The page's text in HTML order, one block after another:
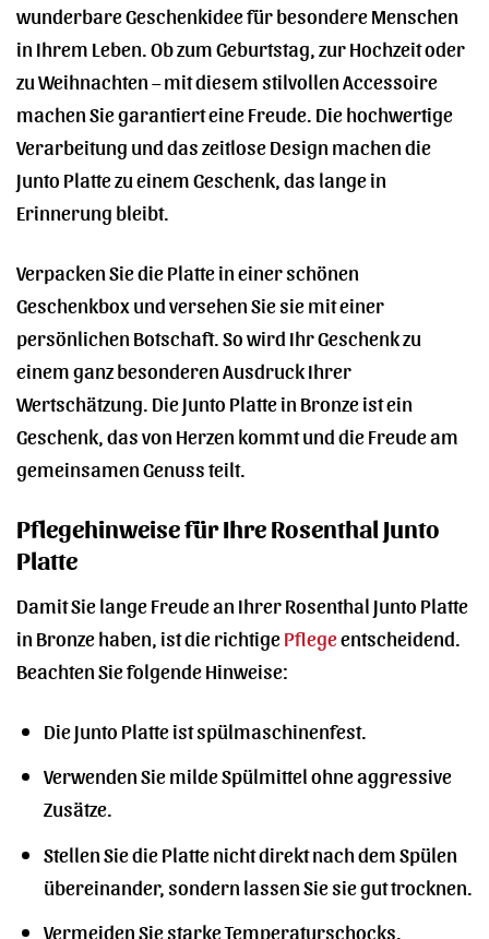
wunderbare Geschenkidee für besondere Menschen
in Ihrem Leben. Ob zum Geburtstag, zur Hochzeit oder
zu Weihnachten – mit diesem stilvollen Accessoire
machen Sie garantiert eine Freude. Die hochwertige
Verarbeitung und das zeitlose Design machen die
Junto Platte zu einem Geschenk, das lange in
Erinnerung bleibt.
Verpacken Sie die Platte in einer schönen
Geschenkbox und versehen Sie sie mit einer
persönlichen Botschaft. So wird Ihr Geschenk zu
einem ganz besonderen Ausdruck Ihrer
Wertschätzung. Die Junto Platte in Bronze ist ein
Geschenk, das von Herzen kommt und die Freude am
gemeinsamen Genuss teilt.
Pflegehinweise für Ihre Rosenthal Junto
Platte
Damit Sie lange Freude an Ihrer Rosenthal Junto Platte
in Bronze haben, ist die richtigePflegeentscheidend.
Beachten Sie folgende Hinweise:
Die Junto Platte ist spülmaschinenfest.
Verwenden Sie milde Spülmittel ohne aggressive
Zusätze.
Stellen Sie die Platte nicht direkt nach dem Spülen
übereinander, sondern lassen Sie sie gut trocknen.
Vermeiden Sie starke Temperaturschocks.